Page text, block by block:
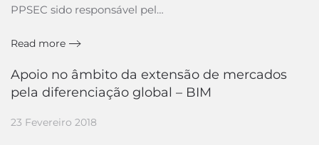
PPSEC sido responsável pel…
Read more
Apoio no âmbito da extensão de mercados
pela diferenciação global – BIM
23 Fevereiro 2018